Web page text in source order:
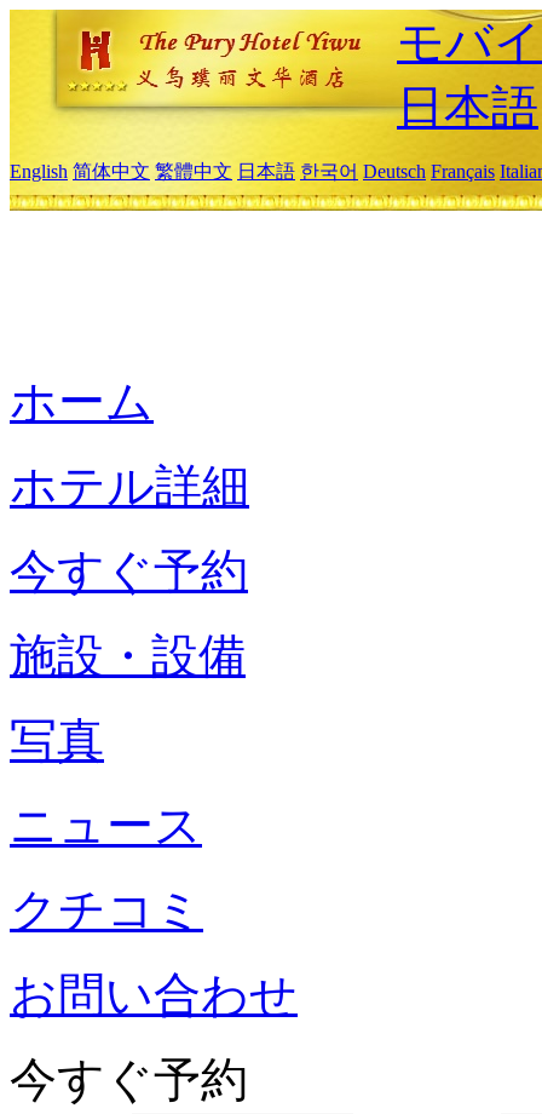
モバ
日本語
English 简体中文 繁體中文 日本語 한국어 Deutsch Français
ホーム
ホテル詳細
今すぐ予約
施設・設備
写真
ニュース
クチコミ
お問い合わせ
今すぐ予約